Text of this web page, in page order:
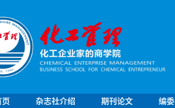
页 杂志社介绍 期刊论文 编